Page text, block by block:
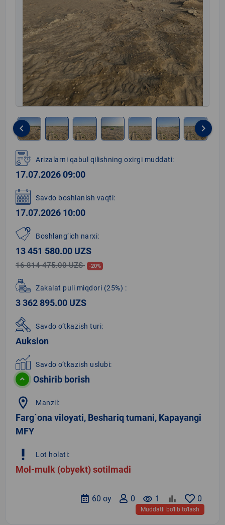
1
of
8
keyboard_arrow_left keyboard_arrow_right
Arizalarni qabul qilishning oxirgi muddati:
17.07.2026 09:00
Savdo boshlanish vaqti:
17.07.2026 10:00
Boshlang‘ich narxi:
13 451 580.00 UZS
16 814 475.00 UZS -20%
Zakalat puli miqdori (25%) :
3 362 895.00 UZS
Savdo o‘tkazish turi:
Auksion
Savdo o‘tkazish uslubi:
Oshirib borish
location_on Manzil:
Farg`ona viloyati, Beshariq tumani, Kapayangi
MFY
priority_high Lot holati:
Mol-mulk (obyekt) sotilmadi
0
remove_red_eye 1
0
60 oy
Muddatli bo‘lib to‘lash